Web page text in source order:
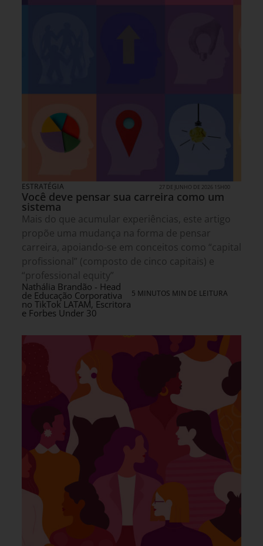
ESTRATÉGIA 27 DE JUNHO DE 2026 15H00
Você deve pensar sua carreira como um
sistema
Mais do que acumular experiências, este artigo
propõe uma mudança na forma de pensar
carreira, apoiando-se em conceitos como “capital
profissional” (composto de cinco capitais) e
“professional equity”
Nathália Brandão - Head
de Educação Corporativa
no TikTok LATAM, Escritora
e Forbes Under 30
5 MINUTOS MIN DE LEITURA